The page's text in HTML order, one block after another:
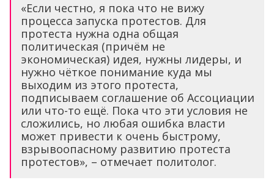
«Если честно, я пока что не вижу
процесса запуска протестов. Для
протеста нужна одна общая
политическая (причём не
экономическая) идея, нужны лидеры, и
нужно чёткое понимание куда мы
выходим из этого протеста,
подписываем соглашение об Ассоциации
или что-то ещё. Пока что эти условия не
сложились, но любая ошибка власти
может привести к очень быстрому,
взрывоопасному развитию протеста
протестов», – отмечает политолог.